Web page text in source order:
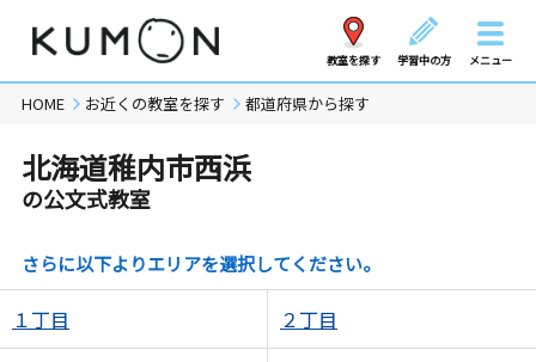
教室を探す 学習中の方 メニュー
HOME お近くの教室を探す 都道府県から探す
北海道稚内市西浜
の公文式教室
さらに以下よりエリアを選択してください。
１丁目 ２丁目